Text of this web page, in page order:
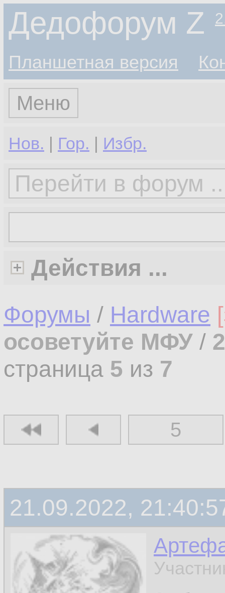
Дедофорум Z
Планшетная версия
Меню
Нов. | Гор. | Избр.
Действия ...
Форумы / Hardware
осоветуйте МФУ /
страница 5 из 7
5
21.09.2022,